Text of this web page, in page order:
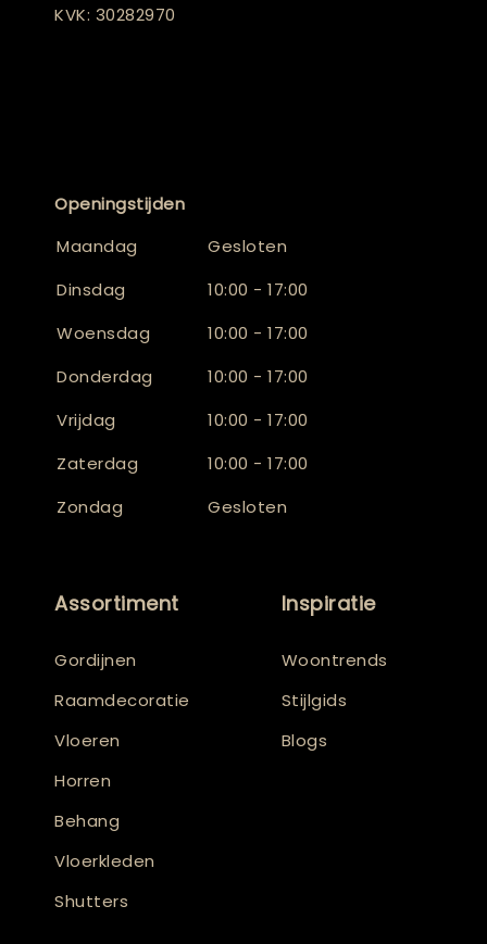
KVK: 30282970
Openingstijden
Maandag
Gesloten
Dinsdag
10:00 - 17:00
Woensdag
10:00 - 17:00
Donderdag
10:00 - 17:00
Vrijdag
10:00 - 17:00
Zaterdag
10:00 - 17:00
Zondag
Gesloten
Assortiment
Gordijnen
Raamdecoratie
Vloeren
Horren
Behang
Vloerkleden
Shutters
Inspiratie
Woontrends
Stijlgids
Blogs